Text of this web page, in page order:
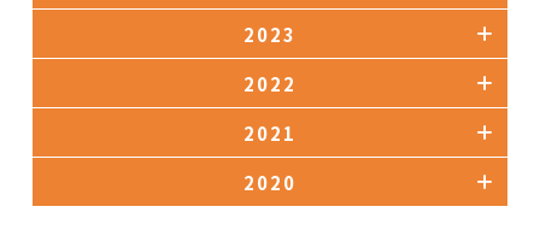
2023
2022
2021
2020